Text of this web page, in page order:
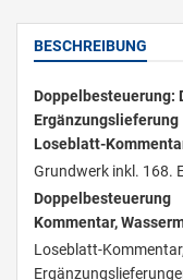
BESCHREIBUNG
Doppelbesteuerung:
Ergänzungslieferung
Loseblatt-
Grundwerk inkl. 168.
Doppelbesteuerung
Kommentar,
Loseblatt-